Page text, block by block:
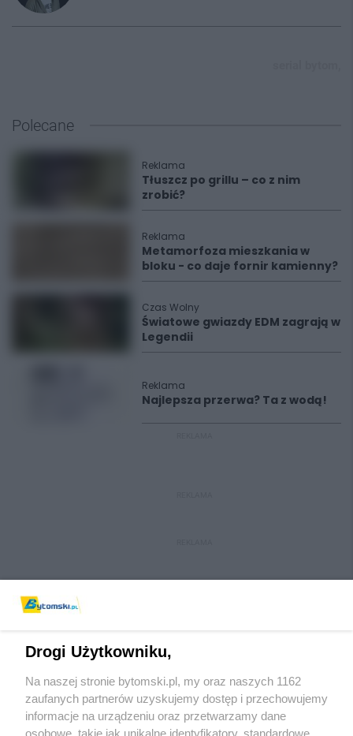
Polecane
Reklama
Tłuszcz po grillu – co z nim
zrobić?
Reklama
Metamorfoza mieszkania w
bloku - co daje fornir kamienny?
Czas Wolny
Światowe gwiazdy EDM zagrają w
Legendii
Reklama
Najlepsza przerwa? Ta z wodą!
Wydawca mediów lokalnych
Drogi Użytkowniku,
Na naszej stronie bytomski.pl, my oraz naszych 1162
zaufanych partnerów uzyskujemy dostęp i przechowujemy
informacje na urządzeniu oraz przetwarzamy dane
osobowe, takie jak unikalne identyfikatory, standardowe